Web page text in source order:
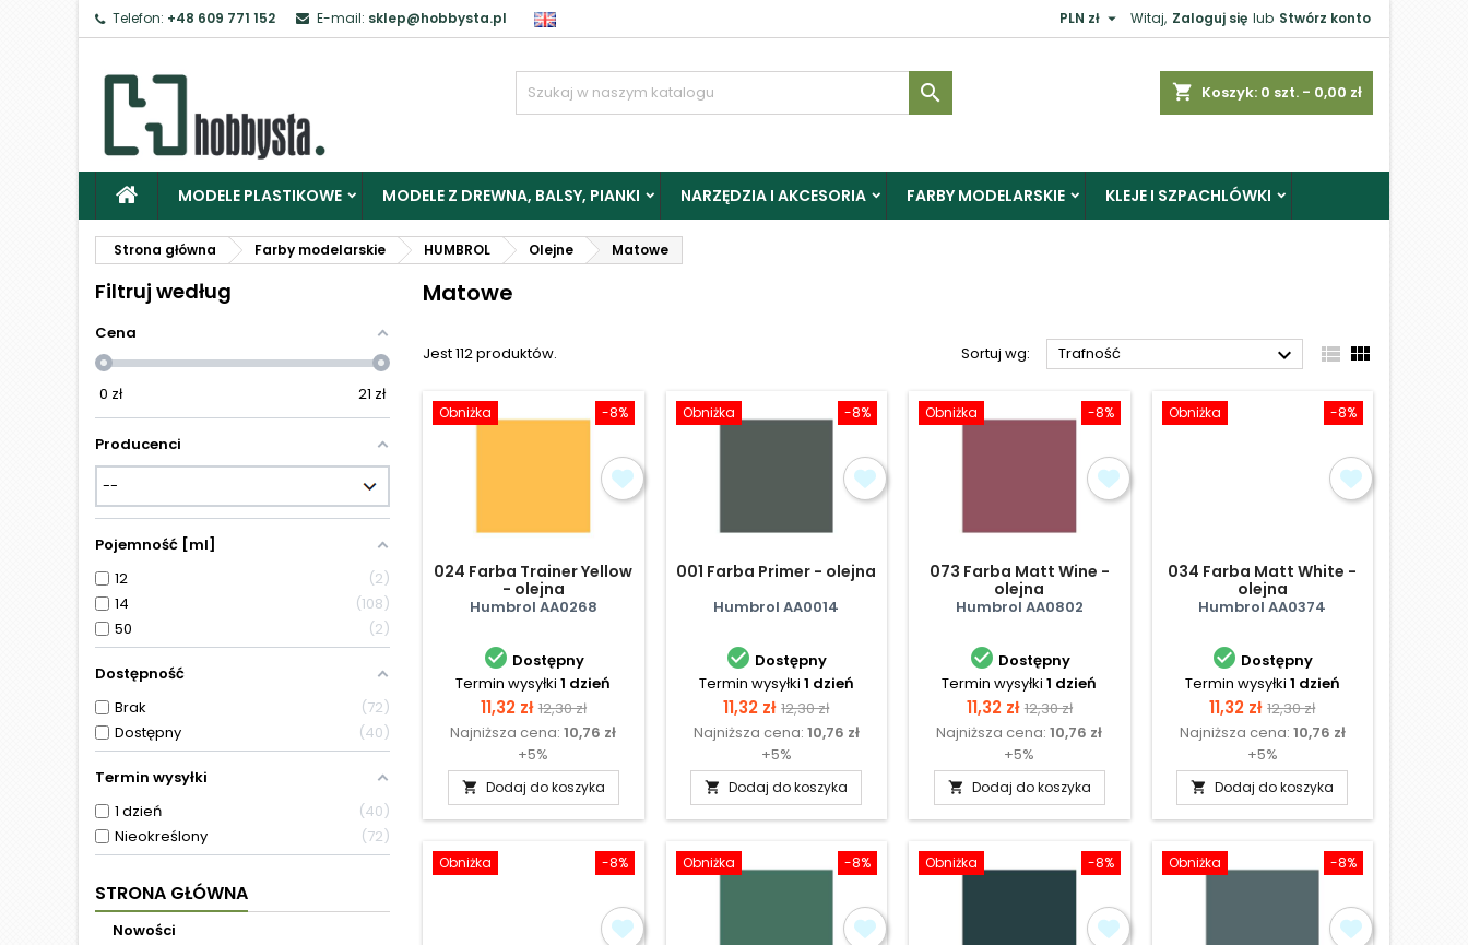
Telefon: +48 609 771 152 E-mail: sklep@hobbysta.pl Witaj, Zaloguj się lub Stwórz konto
PLN zł 
shopping_cart Koszyk: 0 szt. - 0,00 zł

MODELE PLASTIKOWE MODELE Z DREWNA, BALSY, PIANKI NARZĘDZIA I AKCESORIA FARBY MODELARSKIE KLEJE I SZPACHLÓWKI
Strona główna Farby modelarskie HUMBROL Olejne Matowe
Filtruj według
Cena
0 zł 21 zł
Producenci
Pojemność [ml]
12
2
14
108
50
2
Dostępność
Brak
72
Dostępny
40
Termin wysyłki
1 dzień
40
Nieokreślony
72
STRONA GŁÓWNA
Nowości
Matowe
Jest 112 produktów. Sortuj wg: Trafność   
-8%
Obniżka
024 Farba Trainer Yellow
- olejna
Humbrol AA0268
 Dostępny
Termin wysyłki 1 dzień
Cena
11,32 zł Cena
podstawowa
12,30 zł
Najniższa cena:10,76 zł
+5%
 Dodaj do koszyka
-8%
Obniżka
001 Farba Primer - olejna
Humbrol AA0014
 Dostępny
Termin wysyłki 1 dzień
Cena
11,32 zł Cena
podstawowa
12,30 zł
Najniższa cena: 10,76 zł
+5%
 Dodaj do koszyka
-8%
Obniżka
073 Farba Matt Wine -
olejna
Humbrol AA0802
 Dostępny
Termin wysyłki 1 dzień
Cena
11,32 zł Cena
podstawowa
12,30 zł
Najniższa cena:10,76 zł
+5%
 Dodaj do koszyka
-8%
Obniżka
034 Farba Matt White -
olejna
Humbrol AA0374
 Dostępny
Termin wysyłki 1 dzień
Cena
11,32 zł Cena
podstawowa
12,30 zł
Najniższa cena: 10,76 zł
+5%
 Dodaj do koszyka
-8%
Obniżka -8%
Obniżka -8%
Obniżka -8%
Obniżka
Zaloguj
Aby zapisać produkty do Schowka, musisz się zalogować.
Anuluj Zaloguj